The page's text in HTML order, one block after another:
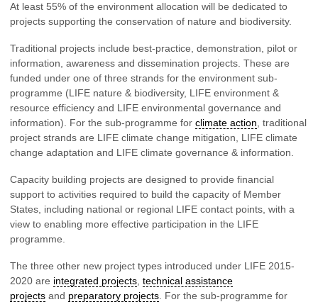
At least 55% of the environment allocation will be dedicated to
projects supporting the conservation of nature and biodiversity.
Traditional projects include best-practice, demonstration, pilot or
information, awareness and dissemination projects. These are
funded under one of three strands for the environment sub-
programme (LIFE nature & biodiversity, LIFE environment &
resource efficiency and LIFE environmental governance and
information). For the sub-programme for climate action , traditional
project strands are LIFE climate change mitigation, LIFE climate
change adaptation and LIFE climate governance & information.
Capacity building projects are designed to provide financial
support to activities required to build the capacity of Member
States, including national or regional LIFE contact points, with a
view to enabling more effective participation in the LIFE
programme.
The three other new project types introduced under LIFE 2015-
2020 are integrated projects technical assistance
projects and preparatory projects . For the sub-programme for